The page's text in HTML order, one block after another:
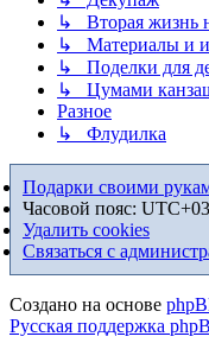
↳ Вторая жизнь
↳ Материалы и
↳ Поделки для
↳ Цумами
Разное
↳ Флудилка
Подарки своими
Часовой пояс:
Удалить cookies
Связаться с
Создано на основе
Русская поддержка